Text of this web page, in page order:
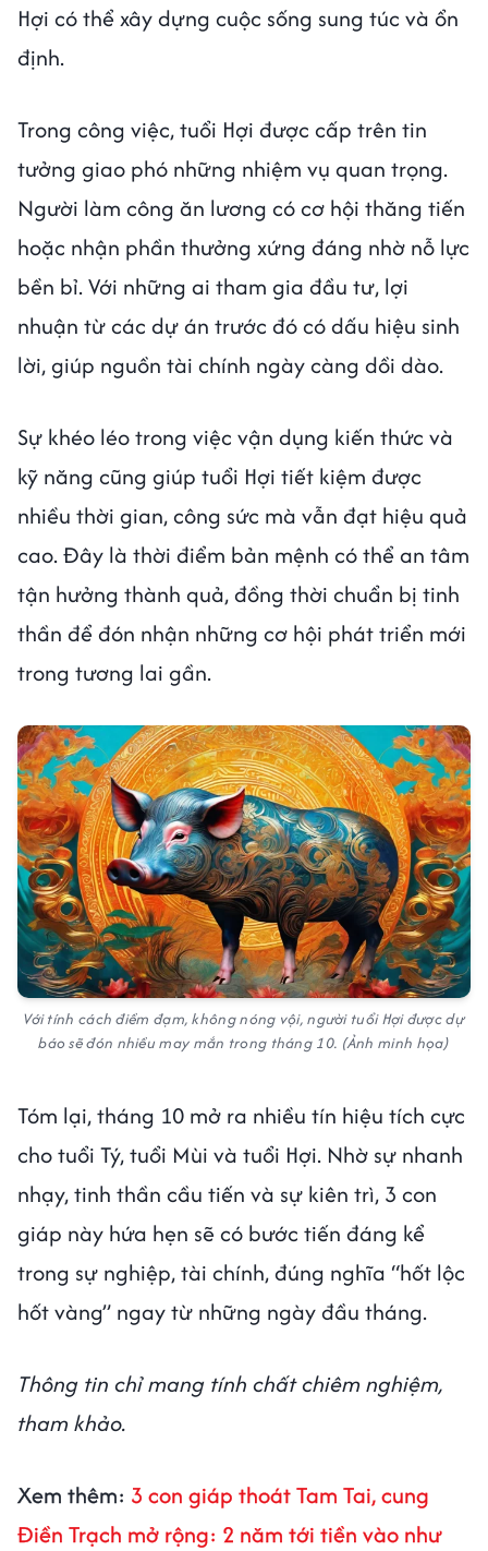
Hợi có thể xây dựng cuộc sống sung túc và ổn
định.
Trong công việc, tuổi Hợi được cấp trên tin
tưởng giao phó những nhiệm vụ quan trọng.
Người làm công ăn lương có cơ hội thăng tiến
hoặc nhận phần thưởng xứng đáng nhờ nỗ lực
bền bỉ. Với những ai tham gia đầu tư, lợi
nhuận từ các dự án trước đó có dấu hiệu sinh
lời, giúp nguồn tài chính ngày càng dồi dào.
Sự khéo léo trong việc vận dụng kiến thức và
kỹ năng cũng giúp tuổi Hợi tiết kiệm được
nhiều thời gian, công sức mà vẫn đạt hiệu quả
cao. Đây là thời điểm bản mệnh có thể an tâm
tận hưởng thành quả, đồng thời chuẩn bị tinh
thần để đón nhận những cơ hội phát triển mới
trong tương lai gần.
Với tính cách điềm đạm, không nóng vội, người tuổi Hợi được dự
báo sẽ đón nhiều may mắn trong tháng 10. (Ảnh minh họa)
Tóm lại, tháng 10 mở ra nhiều tín hiệu tích cực
cho tuổi Tý, tuổi Mùi và tuổi Hợi. Nhờ sự nhanh
nhạy, tinh thần cầu tiến và sự kiên trì, 3 con
giáp này hứa hẹn sẽ có bước tiến đáng kể
trong sự nghiệp, tài chính, đúng nghĩa “hốt lộc
hốt vàng” ngay từ những ngày đầu tháng.
Thông tin chỉ mang tính chất chiêm nghiệm,
tham khảo.
Xem thêm: 3 con giáp thoát Tam Tai, cung
Điền Trạch mở rộng: 2 năm tới tiền vào như